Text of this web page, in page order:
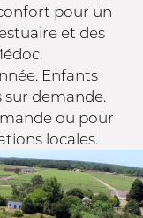
pour un
et des
Enfants
sur demande.
ou pour
locales.